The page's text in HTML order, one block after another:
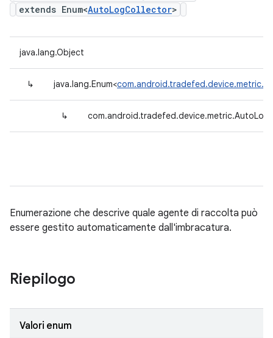
extends Enum<AutoLogCollector>
java.lang.Object
↳ java.lang.Enum<
↳
Enumerazione che descrive quale agente di raccolta può
essere gestito automaticamente dall'imbracatura.
Riepilogo
Valori enum